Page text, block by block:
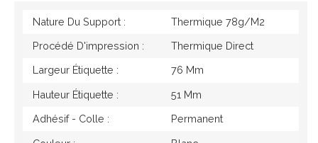
Nature Du Support : Thermique 78g/M2
Procédé D'impression : Thermique Direct
Largeur Étiquette : 76 Mm
Hauteur Étiquette : 51 Mm
Adhésif - Colle : Permanent